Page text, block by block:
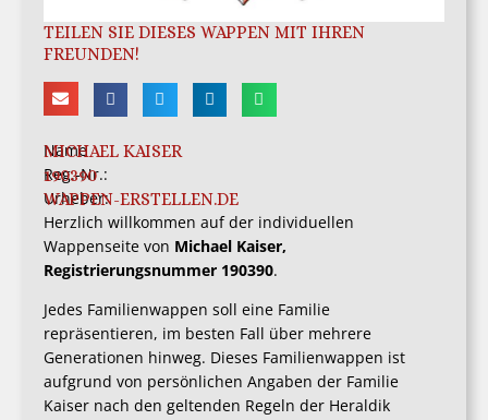
TEILEN SIE DIESES WAPPEN MIT IHREN
FREUNDEN!
Name
MICHAEL KAISER
Reg.-Nr.:
190390
Urheber:
WAPPEN-ERSTELLEN.DE
Herzlich willkommen auf der individuellen
Wappenseite von Michael Kaiser,
Registrierungsnummer 190390.
Jedes Familienwappen soll eine Familie
repräsentieren, im besten Fall über mehrere
Generationen hinweg. Dieses Familienwappen ist
aufgrund von persönlichen Angaben der Familie
Kaiser nach den geltenden Regeln der Heraldik